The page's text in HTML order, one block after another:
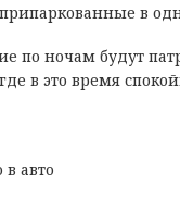
в
по ночам будут
в это время